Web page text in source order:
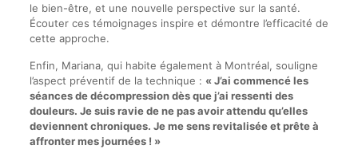
le bien-être, et une nouvelle perspective sur la santé.
Écouter ces témoignages inspire et démontre l’efficacité de
cette approche.
Enfin, Mariana, qui habite également à Montréal, souligne
l’aspect préventif de la technique : « J’ai commencé les
séances de décompression dès que j’ai ressenti des
douleurs. Je suis ravie de ne pas avoir attendu qu’elles
deviennent chroniques. Je me sens revitalisée et prête à
affronter mes journées ! »